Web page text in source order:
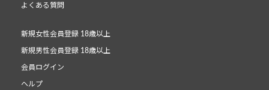
よくある質問
新規女性会員登録 18歳以上
新規男性会員登録 18歳以上
会員ログイン
ヘルプ